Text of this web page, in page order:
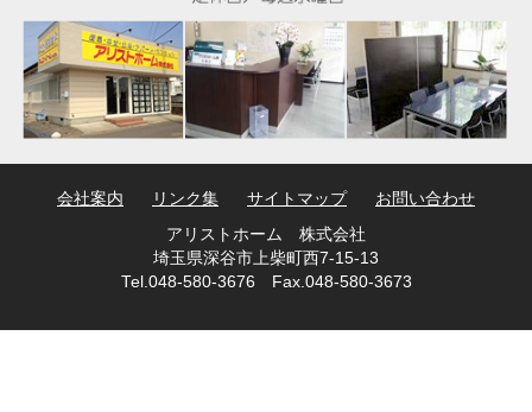
会社案内 リンク集 サイトマップ
お問い合わせ
アリストホーム 株式会社
埼玉県深谷市上柴町西7-15-13
Tel.048-580-3676 Fax.048-580-3673